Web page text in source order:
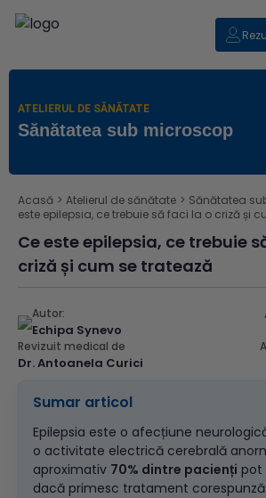
ATELIERUL DE SĂNĂTATE
Sănătatea sub microscop
Acasă > Atelierul de sănătate > Sănătatea
este epilepsia, ce trebuie să faci la o criză și
Ce este epilepsia, ce trebuie
criză și cum se tratează
Autor:
Echipa Synevo
Revizuit medical de
Dr. Antoanela Curici
Sumar articol
Epilepsia este o afecțiune
o activitate electrică cerebrală
aproximativ 70% dintre pacienți pot
dacă primesc tratament